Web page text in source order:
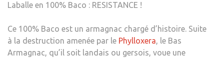
Laballe en 100% Baco : RESISTANCE !
Ce 100% Baco est un armagnac chargé d’histoire. Suite
à la destruction amenée par le Phylloxera, le Bas
Armagnac, qu’il soit landais ou gersois, voue une